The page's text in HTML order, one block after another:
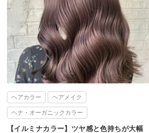
ヘアカラー ヘアメイク
ヘナ・オーガニックカラー
【イルミナカラー】ツヤ感と色持ちが大幅